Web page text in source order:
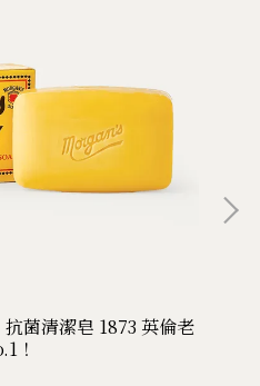
抗菌清潔皂 1873 英倫老
！